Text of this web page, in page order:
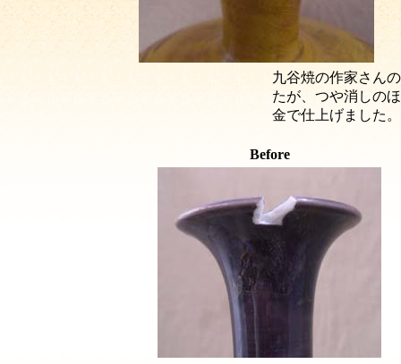
九谷焼の作家さん
たが、つや消しの
金で仕上げました。
Before